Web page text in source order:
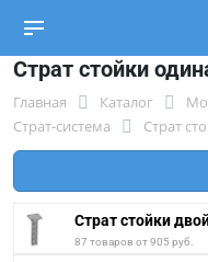
Страт стойки
Главная Каталог
Страт-система
Страт
Страт стойки
87 товаров от 905 руб.